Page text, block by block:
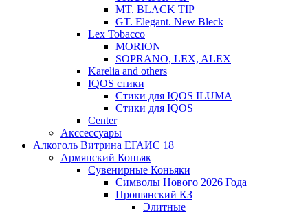
MT. BLACK TIP
GT. Elegant. New Bleck
Lex Tobacco
MORION
SOPRANO, LEX, ALEX
Karelia and others
IQOS стики
Стики для IQOS ILUMA
Стики для IQOS
Сenter
Акссессуары
Алкоголь Витрина ЕГАИС 18+
Армянский Коньяк
Сувенирные Коньяки
Символы Нового 2026 Года
Прошянский КЗ
Элитные